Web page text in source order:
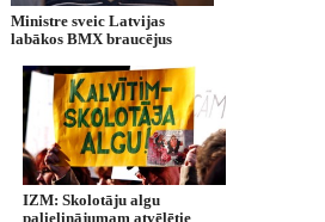
Ministre sveic Latvijas
labākos BMX braucējus
IZM: Skolotāju algu
palielinājumam atvēlētie